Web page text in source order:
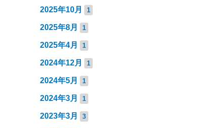
2025年10月 1
2025年8月 1
2025年4月 1
2024年12月 1
2024年5月 1
2024年3月 1
2023年3月 3